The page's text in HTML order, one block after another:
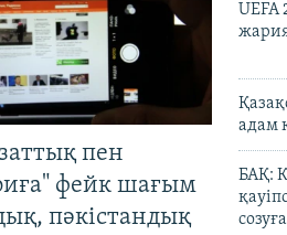
пен
фейк шағым
пәкістандық
адам
БАҚ: